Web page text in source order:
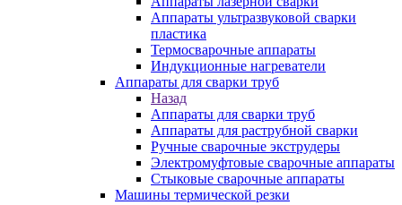
Аппараты ультразвуковой сварки
пластика
Термосварочные аппараты
Индукционные нагреватели
Аппараты для сварки труб
Назад
Аппараты для сварки труб
Аппараты для раструбной сварки
Ручные сварочные экструдеры
Электромуфтовые сварочные аппараты
Стыковые сварочные аппараты
Машины термической резки